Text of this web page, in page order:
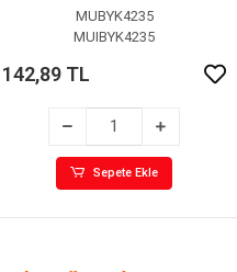
MUBYK4235
MUIBYK4235
142,89 TL
Sepete Ekle